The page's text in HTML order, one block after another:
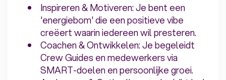
Inspireren & Motiveren: Je bent een
'energiebom' die een positieve vibe
creëert waarin iedereen wil presteren.
Coachen & Ontwikkelen: Je begeleidt
Crew Guides en medewerkers via
SMART-doelen en persoonlijke groei.